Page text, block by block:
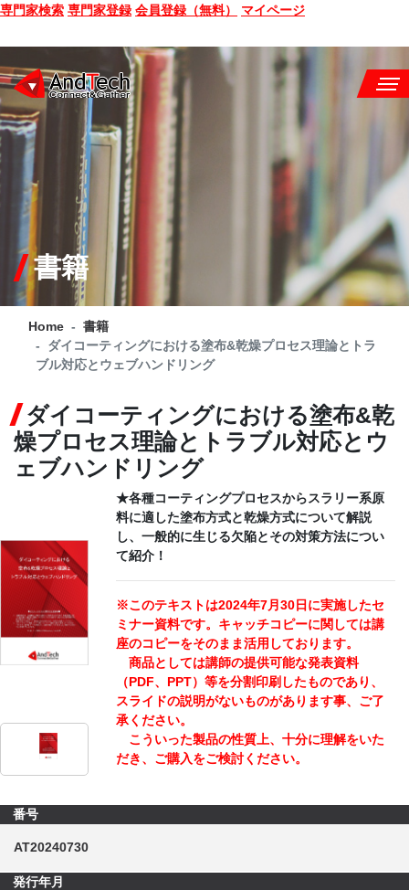
専門家検索 専門家登録 会員登録（無料） マイページ
SEMINAR
BOOK
CONSULTING
SERVICE
COMPANY
Q&A
SITE MAP
CONTACT
書籍
Home
書籍
ダイコーティングにおける塗布&乾燥プロセス理論とトラ
ブル対応とウェブハンドリング
ダイコーティングにおける塗布&乾
燥プロセス理論とトラブル対応とウ
ェブハンドリング
★各種コーティングプロセスからスラリー系原
料に適した塗布方式と乾燥方式について解説
し、一般的に生じる欠陥とその対策方法につい
て紹介！
※このテキストは2024年7月30日に実施したセ
ミナー資料です。キャッチコピーに関しては講
座のコピーをそのまま活用しております。
商品としては講師の提供可能な発表資料
（PDF、PPT）等を分割印刷したものであり、
スライドの説明がないものがあります事、ご了
承ください。
こういった製品の性質上、十分に理解をいた
だき、ご購入をご検討ください。
番号
AT20240730
発行年月